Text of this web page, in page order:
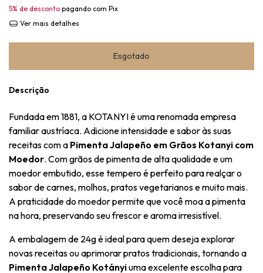
5% de desconto pagando com Pix
Ver mais detalhes
Descrição
Fundada em 1881, a KOTANYI é uma renomada empresa
familiar austríaca. Adicione intensidade e sabor às suas
receitas com a Pimenta Jalapeño em Grãos Kotanyi com
Moedor. Com grãos de pimenta de alta qualidade e um
moedor embutido, esse tempero é perfeito para realçar o
sabor de carnes, molhos, pratos vegetarianos e muito mais.
A praticidade do moedor permite que você moa a pimenta
na hora, preservando seu frescor e aroma irresistível.
A embalagem de 24g é ideal para quem deseja explorar
novas receitas ou aprimorar pratos tradicionais, tornando a
Pimenta Jalapeño Kotányiuma excelente escolha para